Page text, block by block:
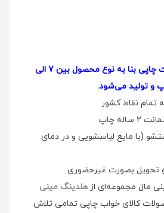
تمام محصولات چاپی بنا به نوع محصول بین 7 الی
تمام نقاط کشور
چاپ
(با مایع لباسشویی و در دمای
تحویل بصورت غیرحضوری
مال مجموعه‌ای ازهلدینگ مینی
کالای خواب چاپی تمامی تلاش